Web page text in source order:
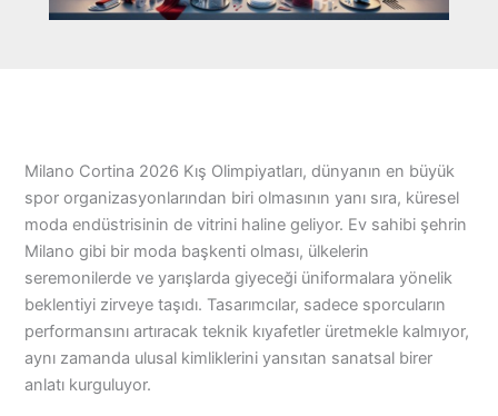
Milano Cortina 2026 Kış Olimpiyatları, dünyanın en büyük
spor organizasyonlarından biri olmasının yanı sıra, küresel
moda endüstrisinin de vitrini haline geliyor. Ev sahibi şehrin
Milano gibi bir moda başkenti olması, ülkelerin
seremonilerde ve yarışlarda giyeceği üniformalara yönelik
beklentiyi zirveye taşıdı. Tasarımcılar, sadece sporcuların
performansını artıracak teknik kıyafetler üretmekle kalmıyor,
aynı zamanda ulusal kimliklerini yansıtan sanatsal birer
anlatı kurguluyor.